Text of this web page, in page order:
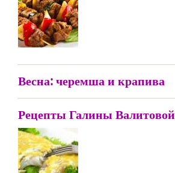
Весна: черемша и крапива
Рецепты Галины Валитовой